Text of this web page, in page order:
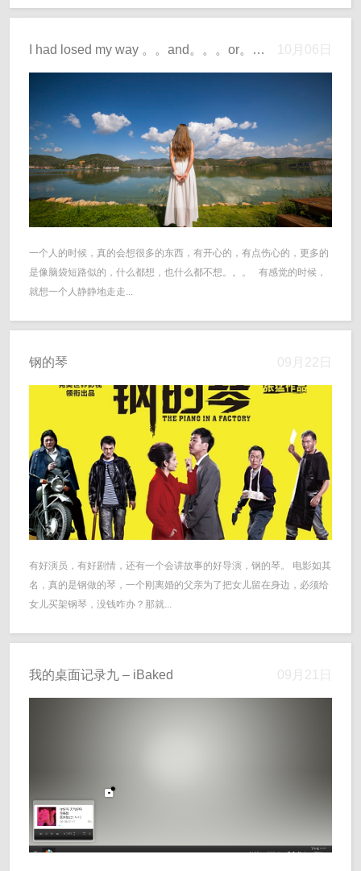
I had losed my way 。。and。。。or。。 I find my way 10月06日
一个人的时候，真的会想很多的东西，有开心的，有点伤心的，更多的
是像脑袋短路似的，什么都想，也什么都不想。。。 有感觉的时候，
就想一个人静静地走走...
钢的琴 09月22日
有好演员，有好剧情，还有一个会讲故事的好导演，钢的琴。 电影如其
名，真的是钢做的琴，一个刚离婚的父亲为了把女儿留在身边，必须给
女儿买架钢琴，没钱咋办？那就...
我的桌面记录九 – iBaked 09月21日